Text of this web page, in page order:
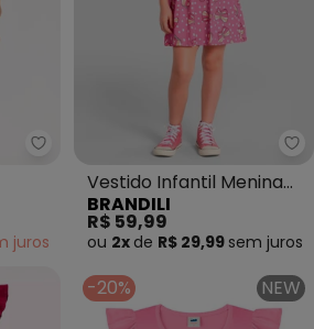
Alakazoo - Vestido Curto
juros
Vestido Infantil Menina
em Meia Malha (Rosa)
BRANDILI
R$ 59,99
ou 2x de R$ 29,99 sem juros
-20% NEW